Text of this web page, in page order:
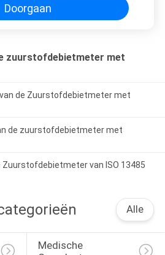
Doorgaan
zuurstofdebietmeter met
de Zuurstofdebietmeter met
de zuurstofdebietmeter met
Zuurstofdebietmeter van ISO 13485
Alle
Medische